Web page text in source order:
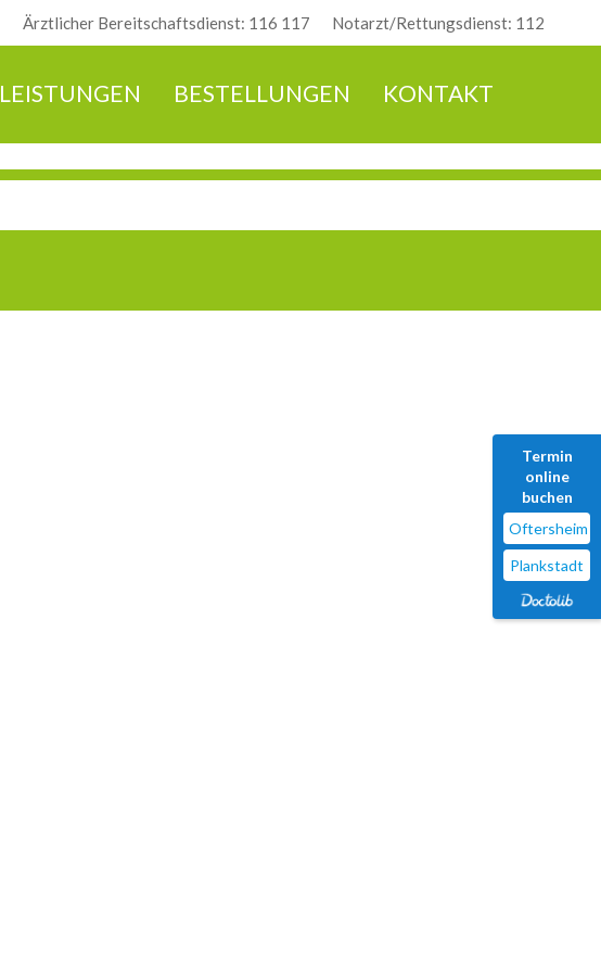
Ärztlicher Bereitschaftsdienst: 116 117 Notarzt/Rettungsdienst: 112
LEISTUNGEN BESTELLUNGEN KONTAKT
Termin
online
buchen
Oftersheim
Plankstadt